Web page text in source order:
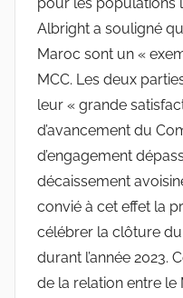
Albright a souligné
Maroc sont un «
MCC. Les deux
leur « grande
d’avancement du
d’engagement
décaissement
convié à cet effet la
célébrer la clôture
durant l’année 2023.
de la relation entre le